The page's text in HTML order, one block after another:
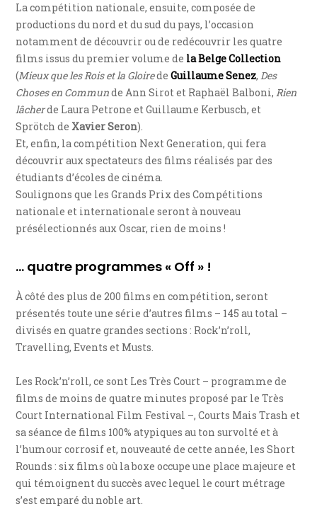
La compétition nationale, ensuite, composée de
productions du nord et du sud du pays, l’occasion
notamment de découvrir ou de redécouvrir les quatre
films issus du premier volume de la Belge Collection
(Mieux que les Rois et la GloiredeGuillaume Senez,Des
Choses en Communde Ann Sirot et Raphaël Balboni,Rien
lâcherde Laura Petrone et Guillaume Kerbusch, et
Sprötch deXavier Seron).
Et, enfin, la compétition Next Generation, qui fera
découvrir aux spectateurs des films réalisés par des
étudiants d’écoles de cinéma.
Soulignons que les Grands Prix des Compétitions
nationale et internationale seront à nouveau
présélectionnés aux Oscar, rien de moins !
… quatre programmes « Off » !
À côté des plus de 200 films en compétition, seront
présentés toute une série d’autres films – 145 au total –
divisés en quatre grandes sections : Rock’n’roll,
Travelling, Events et Musts.
Les Rock’n’roll, ce sont Les Très Court – programme de
films de moins de quatre minutes proposé par le Très
Court International Film Festival –, Courts Mais Trash et
sa séance de films 100% atypiques au ton survolté et à
l’humour corrosif et, nouveauté de cette année, les Short
Rounds : six films où la boxe occupe une place majeure et
qui témoignent du succès avec lequel le court métrage
s’est emparé du noble art.